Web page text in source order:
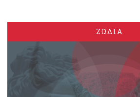
ΖΩΔΙΑ